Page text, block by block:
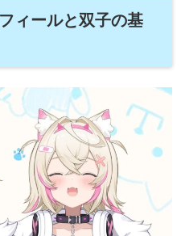
ィールと双子の基